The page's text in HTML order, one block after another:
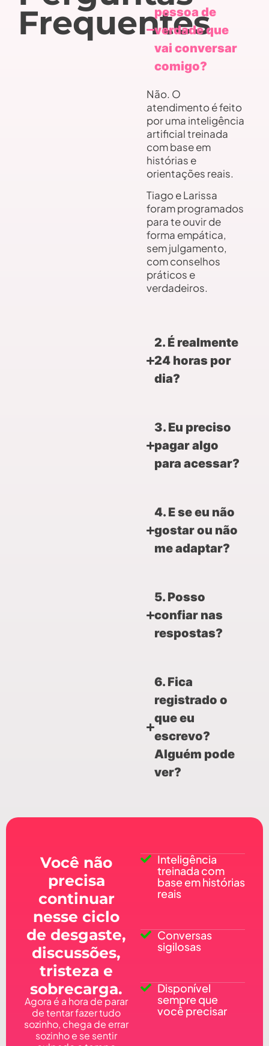
Frequentes
pessoa de
verdade que
vai conversar
comigo?
Não. O
atendimento é feito
por uma inteligência
artificial treinada
com base em
histórias e
orientações reais.
Tiago e Larissa
foram programados
para te ouvir de
forma empática,
sem julgamento,
com conselhos
práticos e
verdadeiros.
2. É realmente
24 horas por
dia?
3. Eu preciso
pagar algo
para acessar?
4. E se eu não
gostar ou não
me adaptar?
5. Posso
confiar nas
respostas?
6. Fica
registrado o
que eu
escrevo?
Alguém pode
ver?
Você não
precisa
continuar
nesse ciclo
de desgaste,
discussões,
tristeza e
sobrecarga.
Agora é a hora de parar
de tentar fazer tudo
sozinho, chega de errar
sozinho e se sentir
Inteligência
treinada com
base em histórias
reais
Conversas
sigilosas
Disponível
sempre que
você precisar